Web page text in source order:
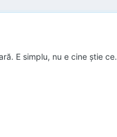
E simplu, nu e cine ştie ce.